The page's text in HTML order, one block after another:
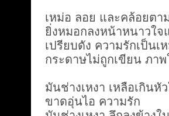
เหม่อ ลอย และคล้อยตา
ยิ่งหมอกลงหน้าหนาวใ
เปรียบดัง ความรักเป็นเ
กระดาษไม่ถูกเขียน ภาพ
มันช่างเหงา เหลือเกินหั
ขาดอุ่นไอ ความรัก